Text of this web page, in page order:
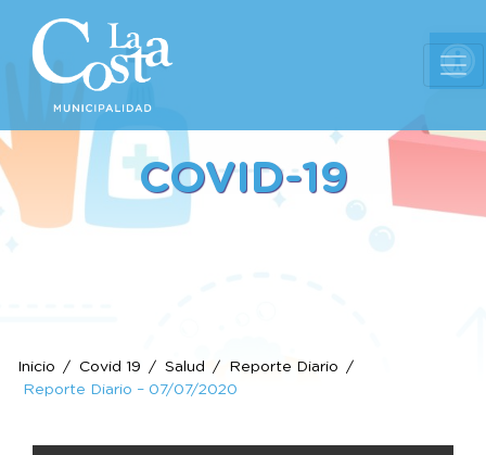
COVID-19
Inicio Covid 19 Salud
Reporte Diario
Reporte Diario – 07/07/2020